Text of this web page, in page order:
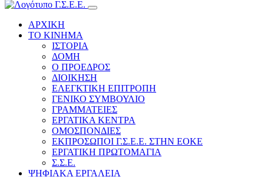
ΑΡΧΙΚΗ
ΤΟ ΚΙΝΗΜΑ
ΙΣΤΟΡΙΑ
ΔΟΜΗ
Ο ΠΡΟΕΔΡΟΣ
ΔΙΟΙΚΗΣΗ
ΕΛΕΓΚΤΙΚΗ ΕΠΙΤΡΟΠΗ
ΓΕΝΙΚΟ ΣΥΜΒΟΥΛΙΟ
ΓΡΑΜΜΑΤΕΙΕΣ
ΕΡΓΑΤΙΚΑ ΚΕΝΤΡΑ
ΟΜΟΣΠΟΝΔΙΕΣ
ΕΚΠΡΟΣΩΠΟΙ Γ.Σ.Ε.Ε. ΣΤΗΝ ΕΟΚΕ
ΕΡΓΑΤΙΚΗ ΠΡΩΤΟΜΑΓΙΑ
Σ.Σ.Ε.
ΨΗΦΙΑΚΑ ΕΡΓΑΛΕΙΑ